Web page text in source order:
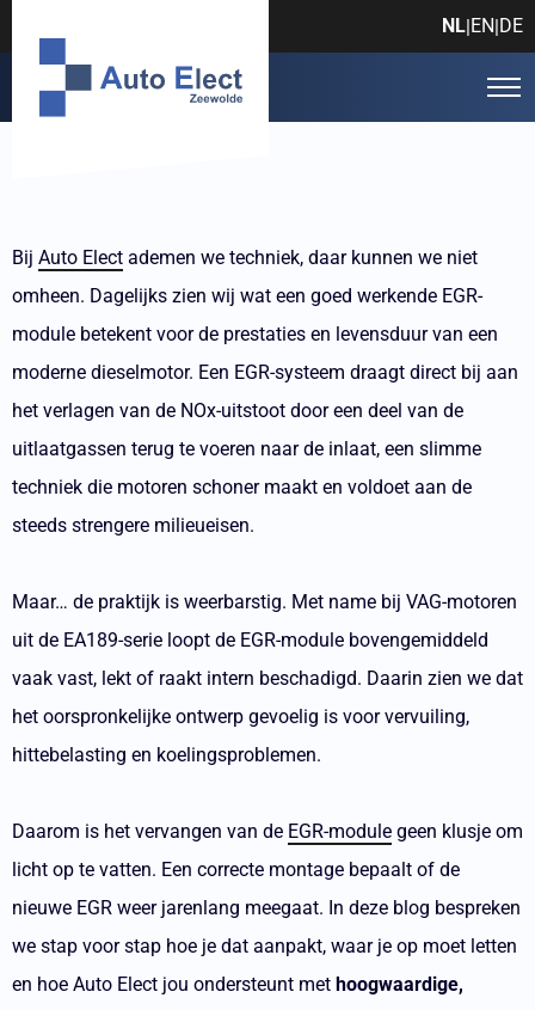
NL|EN|DE
Bij Auto Elect ademen we techniek, daar kunnen we niet
omheen. Dagelijks zien wij wat een goed werkende EGR-
module betekent voor de prestaties en levensduur van een
moderne dieselmotor. Een EGR-systeem draagt direct bij aan
het verlagen van de NOx-uitstoot door een deel van de
uitlaatgassen terug te voeren naar de inlaat, een slimme
techniek die motoren schoner maakt en voldoet aan de
steeds strengere milieueisen.
Maar… de praktijk is weerbarstig. Met name bij VAG-motoren
uit de EA189-serie loopt de EGR-module bovengemiddeld
vaak vast, lekt of raakt intern beschadigd. Daarin zien we dat
het oorspronkelijke ontwerp gevoelig is voor vervuiling,
hittebelasting en koelingsproblemen.
Daarom is het vervangen van de EGR-module geen klusje om
licht op te vatten. Een correcte montage bepaalt of de
nieuwe EGR weer jarenlang meegaat. In deze blog bespreken
we stap voor stap hoe je dat aanpakt, waar je op moet letten
en hoe Auto Elect jou ondersteunt met hoogwaardige,